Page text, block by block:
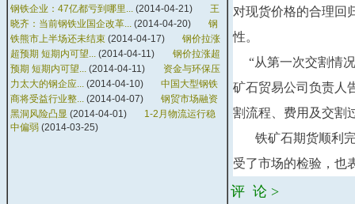
钢铁企业：47亿都亏到哪里... (2014-04-21)
王
晓齐：当前钢铁业国企改革... (2014-04-20)
钢
铁熊市上半场还未结束 (2014-04-17)
钢价拉涨
超预期 短期内可望... (2014-04-11)
钢价拉涨超
预期 短期内可望... (2014-04-11)
资金与环保压
力太大的钢企应... (2014-04-10)
中国大型钢铁
商将受益行业整... (2014-04-07)
钢贸市场融资
黑洞风险凸显 (2014-04-01)
1-2月物流运行稳
中偏弱 (2014-03-25)
对现货价格的合理回
性。
“从第一次交割情况
矿石贸易公司负责人
割流程、费用及交割
铁矿石期货顺利完
受了市场的检验，也
评 论 >